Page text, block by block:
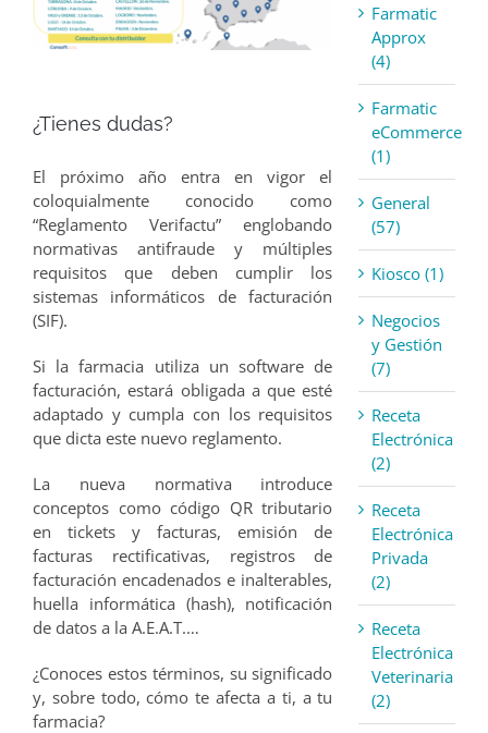
¿Tienes dudas?
El próximo año entra en vigor el
coloquialmente conocido como
“Reglamento Verifactu” englobando
normativas antifraude y múltiples
requisitos que deben cumplir los
sistemas informáticos de facturación
(SIF).
Si la farmacia utiliza un software de
facturación, estará obligada a que esté
adaptado y cumpla con los requisitos
que dicta este nuevo reglamento.
La nueva normativa introduce
conceptos como código QR tributario
en tickets y facturas, emisión de
facturas rectificativas, registros de
facturación encadenados e inalterables,
huella informática (hash), notificación
de datos a la A.E.A.T.…
¿Conoces estos términos, su significado
y, sobre todo, cómo te afecta a ti, a tu
farmacia?
Farmatic
Approx
(4)
Farmatic
eCommerce
(1)
General
(57)
Kiosco (1)
Negocios
y Gestión
(7)
Receta
Electrónica
(2)
Receta
Electrónica
Privada
(2)
Receta
Electrónica
Veterinaria
(2)